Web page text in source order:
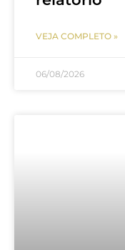
VEJA COMPLETO »
06/08/2026